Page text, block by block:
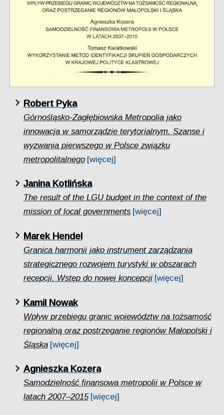
Robert Pyka
Górnośląsko-Zagłębiowska Metropolia jako
innowacja w samorządzie terytorialnym. Szanse i
wyzwania pierwszego w Polsce związku
metropolitalnego [więcej]
Janina Kotlińska
The result of the LGU budget in the context of the
mission of local governments [więcej]
Marek Hendel
Granica harmonii jako instrument zarządzania
strategicznego rozwojem turystyki w obszarach
recepcji. Wstęp do nowej koncepcji [więcej]
Kamil Nowak
Wpływ przebiegu granic województw na tożsamość
regionalną oraz postrzeganie regionów Małopolski i
Śląska [więcej]
Agnieszka Kozera
Samodzielność finansowa metropolii w Polsce w
latach 2007–2015 [więcej]